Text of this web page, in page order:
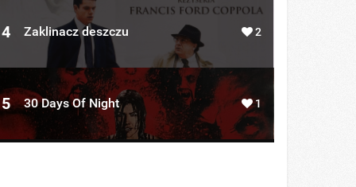
4 Zaklinacz deszczu 2
5 30 Days Of Night 1